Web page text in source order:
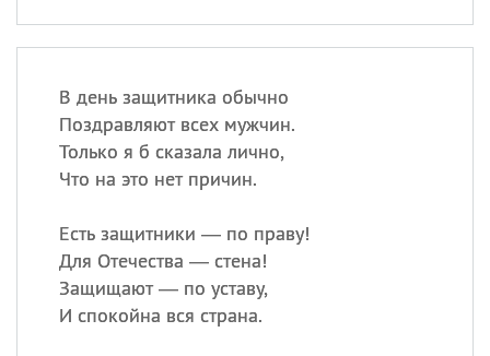
В день защитника обычно
Поздравляют всех мужчин.
Только я б сказала лично,
Что на это нет причин.
Есть защитники — по праву!
Для Отечества — стена!
Защищают — по уставу,
И спокойна вся страна.